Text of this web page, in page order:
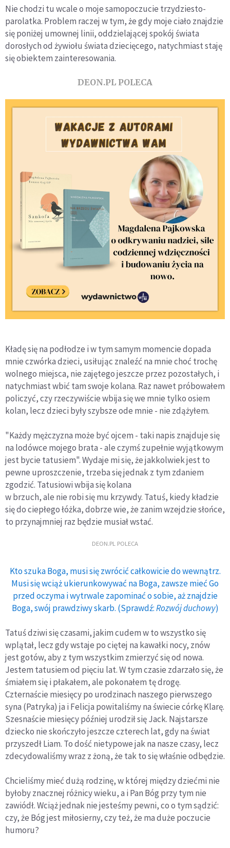
Nie chodzi tu wcale o moje samopoczucie trzydziesto-
parolatka. Problem raczej w tym, że gdy moje ciało znajdzie
się poniżej umownej linii, oddzielającej spokój świata
dorosłych od żywiołu świata dziecięcego, natychmiast staję
się obiektem zainteresowania.
DEON.PL POLECA
Kładę się na podłodze i w tym samym momencie dopada
mnie czwórka dzieci, usiłując znaleźć na mnie choć trochę
wolnego miejsca, nie zajętego jeszcze przez pozostałych, i
natychmiast wbić tam swoje kolana. Raz nawet próbowałem
policzyć, czy rzeczywiście wbija się we mnie tylko osiem
kolan, lecz dzieci były szybsze ode mnie - nie zdążyłem.
"Każdy mężczyzna może być ojcem - taki napis znajduje się
na lodówce mojego brata - ale czymś zupełnie wyjątkowym
jest bycie tatusiem". Wydaje mi się, że jakkolwiek jest to
pewne uproszczenie, trzeba się jednak z tym zdaniem
zgodzić. Tatusiowi wbija się kolana
w brzuch, ale nie robi się mu krzywdy. Tatuś, kiedy kładzie
się do ciepłego łóżka, dobrze wie, że zanim wzejdzie słońce,
to przynajmniej raz będzie musiał wstać.
DEON.PL POLECA
Kto szuka Boga, musi się zwrócić całkowicie do wewnątrz.
Musi się wciąż ukierunkowywać na Boga, zawsze mieć Go
przed oczyma i wytrwale zapominać o sobie, aż znajdzie
Boga, swój prawdziwy skarb. (Sprawdź:Rozwój duchowy)
Tatuś dziwi się czasami, jakim cudem w to wszystko się
wplątał, lecz gdy wstaje po ciętej na kawałki nocy, znów
jest gotów, aby z tym wszystkim zmierzyć się od nowa.
Jestem tatusiem od pięciu lat. W tym czasie zdarzało się, że
śmiałem się i płakałem, ale pokonałem tę drogę.
Czternaście miesięcy po urodzinach naszego pierwszego
syna (Patryka) ja i Felicja powitaliśmy na świecie córkę Klarę.
Szesnaście miesięcy później urodził się Jack. Najstarsze
dziecko nie skończyło jeszcze czterech lat, gdy na świat
przyszedł Liam. To dość nietypowe jak na nasze czasy, lecz
zdecydowaliśmy wraz z żoną, że tak to się właśnie odbędzie.
Chcieliśmy mieć dużą rodzinę, w której między dziećmi nie
byłoby znacznej różnicy wieku, a i Pan Bóg przy tym nie
zawiódł. Wciąż jednak nie jesteśmy pewni, co o tym sądzić:
czy, że Bóg jest miłosierny, czy też, że ma duże poczucie
humoru?